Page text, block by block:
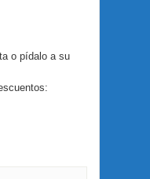
o pídalo a su